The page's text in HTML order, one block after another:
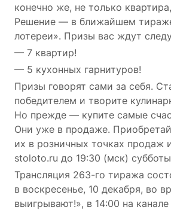
конечно же, не только
Решение — в ближайшем
лотереи». Призы вас ждут
— 7 квартир!
— 5 кухонных гарнитуров!
Призы говорят сами за себя.
победителем и творите
Но прежде — купите самые
Они уже в продаже.
их в розничных точках продаж
stoloto.ru до 19:30 (мск)
Трансляция 263-го тиража
в воскресенье, 10 декабря, во
выигрывают!», в 14:00 на